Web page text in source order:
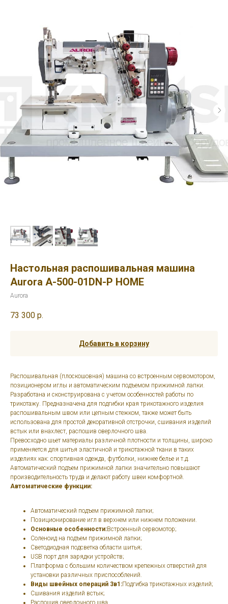
Настольная распошивальная машина
Aurora A-500-01DN-P HOME
Aurora
73 300 р.
Добавить в корзину
Распошивальная (плоскошовная) машина со встроенным сервомотором,
позиционером иглы и автоматическим подъемом прижимной лапки.
Разработана и сконструирована с учетом особенностей работы по
трикотажу. Предназначена для подгибки края трикотажного изделия
распошивальным швом или цепным стежком, также может быть
использована для простой декоративной отстрочки, сшивания изделий
встык или внахлест, распошив оверлочного шва.
Превосходно шьет материалы различной плотности и толщины, широко
применяется для шитья эластичной и трикотажной ткани в таких
изделиях как: спортивная одежда, футболки, нижнее белье и т.д.
Автоматический подъем прижимной лапки значительно повышают
производительность труда и делают работу швеи комфортной.
Автоматические функции:
Автоматический подъем прижимной лапки;
Позиционирование игл в верхнем или нижнем положении.
Основные особенности:Встроенный сервомотор;
Соленоид на подъем прижимной лапки;
Светодиодная подсветка области шитья;
USB порт для зарядки устройств;
Платформа с большим количеством крепежных отверстий для
установки различных приспособлений.
Виды швейных операций 3в1:Подгибка трикотажных изделий;
Сшивания изделий встык;